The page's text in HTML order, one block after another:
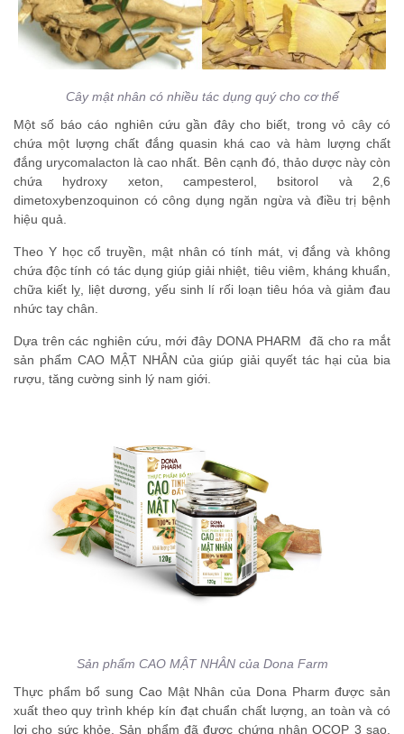
Cây mật nhân có nhiều tác dụng quý cho cơ thể
Một số báo cáo nghiên cứu gần đây cho biết, trong vỏ cây có
chứa một lượng chất đắng quasin khá cao và hàm lượng chất
đắng urycomalacton là cao nhất. Bên cạnh đó, thảo dược này còn
chứa hydroxy xeton, campesterol, bsitorol và 2,6
dimetoxybenzoquinon có công dụng ngăn ngừa và điều trị bệnh
hiệu quả.
Theo Y học cổ truyền, mật nhân có tính mát, vị đắng và không
chứa độc tính có tác dụng giúp giải nhiệt, tiêu viêm, kháng khuẩn,
chữa kiết lỵ, liệt dương, yếu sinh lí rối loạn tiêu hóa và giảm đau
nhức tay chân.
Dựa trên các nghiên cứu, mới đây DONA PHARM đã cho ra mắt
sản phẩm CAO MẬT NHÂN của giúp giải quyết tác hại của bia
rượu, tăng cường sinh lý nam giới.
Sản phẩm CAO MẬT NHÂN của Dona Farm
Thực phẩm bổ sung Cao Mật Nhân của Dona Pharm được sản
xuất theo quy trình khép kín đạt chuẩn chất lượng, an toàn và có
lợi cho sức khỏe. Sản phẩm đã được chứng nhận OCOP 3 sao,